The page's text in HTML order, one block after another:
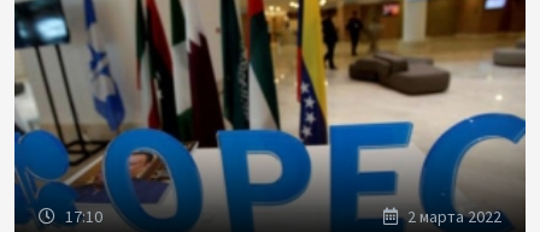
17:10 2 марта 2022